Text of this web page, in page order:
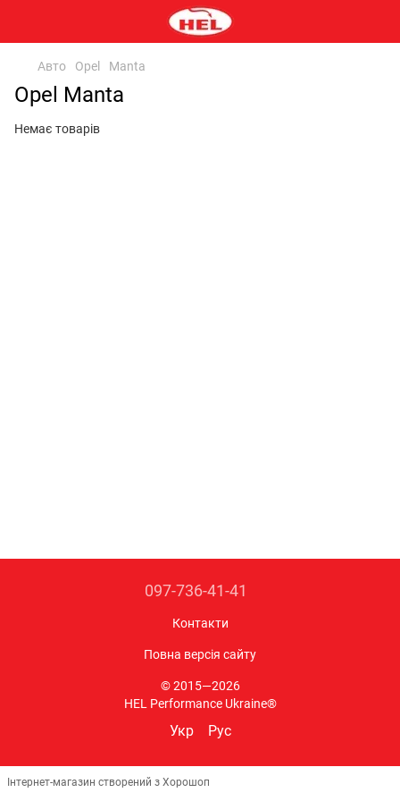
Авто Opel Manta
Opel Manta
Немає товарів
097-736-41-41
Контакти
Повна версія сайту
© 2015—2026
HEL Performance Ukraine®
Укр Рус
Інтернет-магазин створений з Хорошоп